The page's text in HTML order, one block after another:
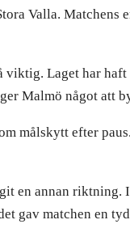
Valla.
Laget har
Malmö något att
målskytt efter
en annan
gav matchen en